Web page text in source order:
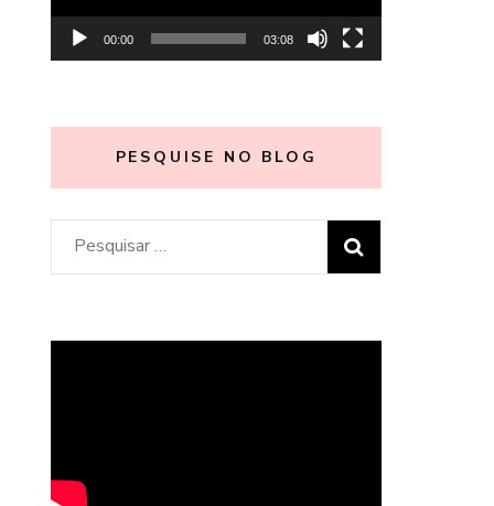
00:00 03:08
PESQUISE NO BLOG
Pesquisar
por: